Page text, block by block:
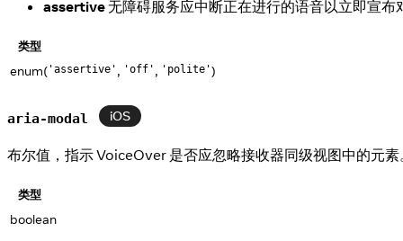
assertive无障碍服务应中断正在进行的语音以立即宣布
类型
enum( 'assertive' , 'off' , 'polite')
aria-modal iOS
布尔值，指示 VoiceOver 是否应忽略接收器同级视图中的元
类型
boolean